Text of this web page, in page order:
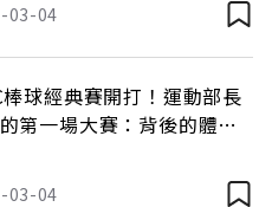
03-04
球經典賽開打！運動部長
第一場大賽：背後的體育
03-04